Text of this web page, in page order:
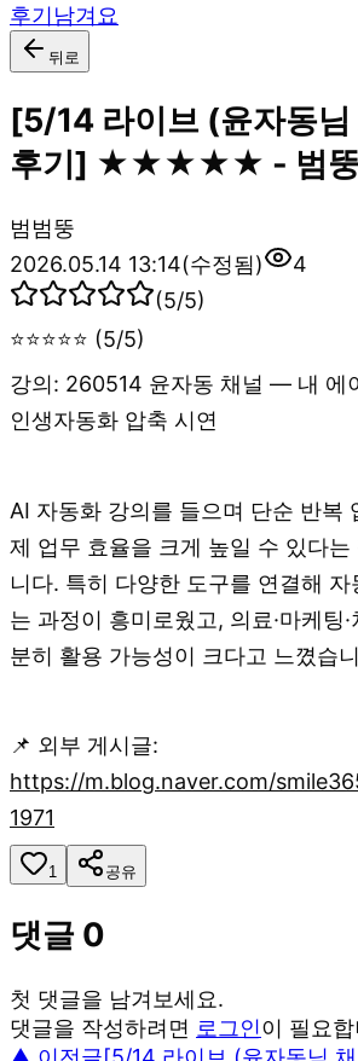
후기남겨요
뒤로
[5/14 라이브 (윤자동님
후기] ★★★★★ - 범
범범뚱
2026.05.14 13:14(수정됨)
4
(5/5)
⭐⭐⭐⭐⭐ (5/5)
강의: 260514 윤자동 채널 — 내 에
인생자동화 압축 시연
AI 자동화 강의를 들으며 단순 반복
제 업무 효율을 크게 높일 수 있다
니다. 특히 다양한 도구를 연결해 자
는 과정이 흥미로웠고, 의료·마케팅
분히 활용 가능성이 크다고 느꼈습
📌 외부 게시글:
https://m.blog.naver.com/
1971
1 공유
댓글 0
첫 댓글을 남겨보세요.
댓글을 작성하려면 로그인이 필요